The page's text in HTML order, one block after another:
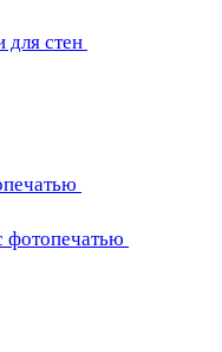
для стен
фотопечатью